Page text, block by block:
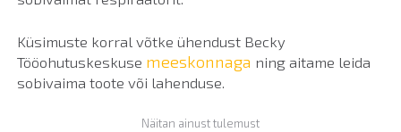
Küsimuste korral võtke ühendust Becky
Tööohutuskeskuse meeskonnaga ning aitame leida
sobivaima toote või lahenduse.
Näitan ainust tulemust